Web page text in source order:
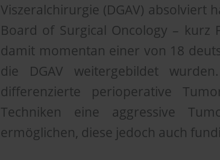
Viszeralchirurgie (DGAV) absolviert
Board of Surgical Oncology – kurz
damit momentan einer von 18
die DGAV weitergebildet
differenzierte perioperative
Techniken eine aggressive
ermöglichen, diese jedoch auch